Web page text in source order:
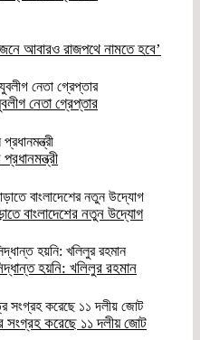
আবারও রাজপথে নামতে হবে’
নেতা গ্রেপ্তার
বাংলাদেশের নতুন উদ্যোগ
হয়নি: খলিলুর রহমান
সংগ্রহ করেছে ১১ দলীয় জোট